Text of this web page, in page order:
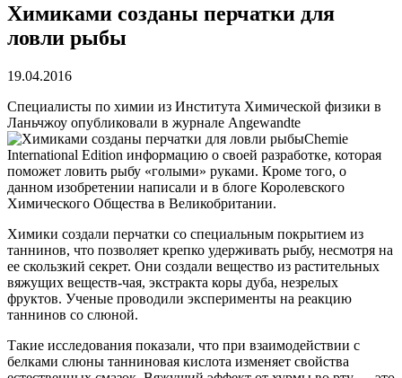
Химиками созданы перчатки для
ловли рыбы
19.04.2016
Специалисты по химии из Института Химической физики в
Ланьчжоу опубликовали в журнале Angewandte
Chemie
International Edition информацию о своей разработке, которая
поможет ловить рыбу «голыми» руками. Кроме того, о
данном изобретении написали и в блоге Королевского
Химического Общества в Великобритании.
Химики создали перчатки со специальным покрытием из
таннинов, что позволяет крепко удерживать рыбу, несмотря на
ее скользкий секрет. Они создали вещество из растительных
вяжущих веществ-чая, экстракта коры дуба, незрелых
фруктов. Ученые проводили эксперименты на реакцию
таннинов со слюной.
Такие исследования показали, что при взаимодействии с
белками слюны танниновая кислота изменяет свойства